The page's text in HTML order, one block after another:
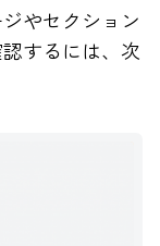
やセクション
するには、次